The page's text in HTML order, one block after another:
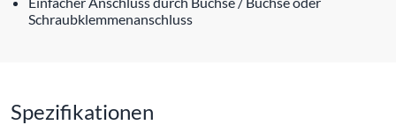
Schraubklemmenanschluss
Spezifikationen